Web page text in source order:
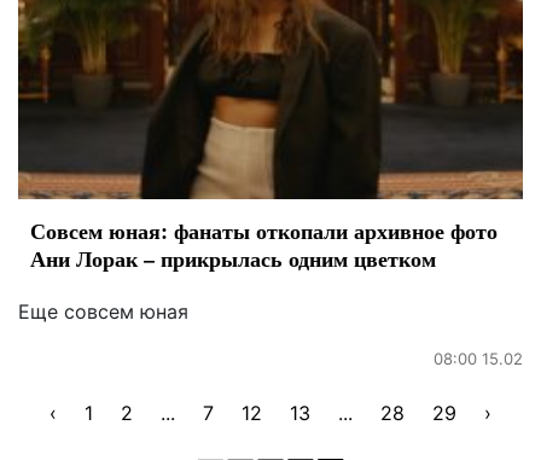
Совсем юная: фанаты откопали архивное фото
Ани Лорак – прикрылась одним цветком
Еще совсем юная
08:00 15.02
‹ 1 2 ... 7 12 13 ... 28 29 ›